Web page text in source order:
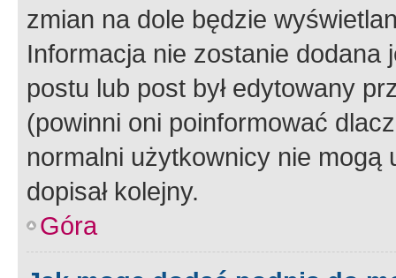
zmian na dole będzie
Informacja nie zostanie dodana
postu lub post był edytowany
(powinni oni poinformować
normalni użytkownicy nie
dopisał kolejny.
Góra